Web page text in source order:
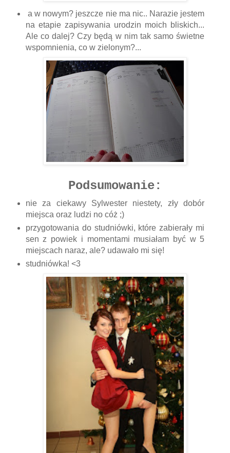
a w nowym? jeszcze nie ma nic.. Narazie jestem
na etapie zapisywania urodzin moich bliskich...
Ale co dalej? Czy będą w nim tak samo świetne
wspomnienia, co w zielonym?...
Podsumowanie:
nie za ciekawy Sylwester niestety, zły dobór
miejsca oraz ludzi no cóż ;)
przygotowania do studniówki, które zabierały mi
sen z powiek i momentami musiałam być w 5
miejscach naraz, ale? udawało mi się!
studniówka! <3